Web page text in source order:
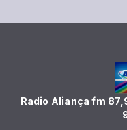
Radio Aliança fm